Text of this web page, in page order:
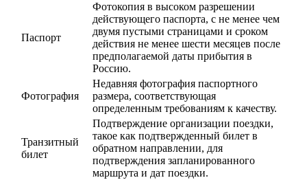
Паспорт
Фотокопия в высоком разрешении
действующего паспорта, с не менее чем
двумя пустыми страницами и сроком
действия не менее шести месяцев после
предполагаемой даты прибытия в
Россию.
Фотография
Недавняя фотография паспортного
размера, соответствующая
определенным требованиям к качеству.
Транзитный
билет
Подтверждение организации поездки,
такое как подтвержденный билет в
обратном направлении, для
подтверждения запланированного
маршрута и дат поездки.